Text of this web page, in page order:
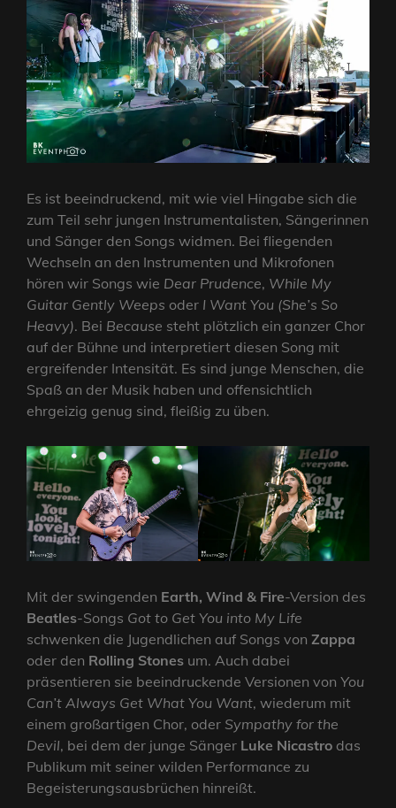
Es ist beeindruckend, mit wie viel Hingabe sich die
zum Teil sehr jungen Instrumentalisten, Sängerinnen
und Sänger den Songs widmen. Bei fliegenden
Wechseln an den Instrumenten und Mikrofonen
hören wir Songs wie Dear Prudence, While My
Guitar Gently Weeps oder I Want You (She’s So
Heavy). Bei Because steht plötzlich ein ganzer Chor
auf der Bühne und interpretiert diesen Song mit
ergreifender Intensität. Es sind junge Menschen, die
Spaß an der Musik haben und offensichtlich
ehrgeizig genug sind, fleißig zu üben.
Mit der swingenden Earth, Wind & Fire-Version des
Beatles-Songs Got to Get You into My Life
schwenken die Jugendlichen auf Songs von Zappa
oder den Rolling Stones um. Auch dabei
präsentieren sie beeindruckende Versionen von You
Can’t Always Get What You Want, wiederum mit
einem großartigen Chor, oder Sympathy for the
Devil, bei dem der junge Sänger Luke Nicastro das
Publikum mit seiner wilden Performance zu
Begeisterungsausbrüchen hinreißt.